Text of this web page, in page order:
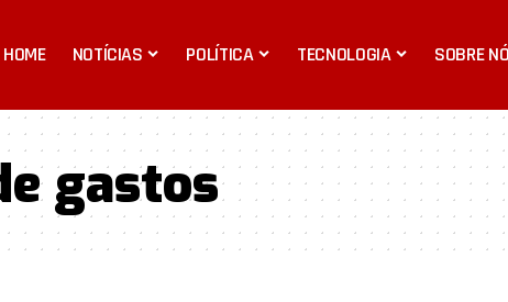
HOME NOTÍCIAS POLÍTICA TECNOLOGIA SOBRE
gastos